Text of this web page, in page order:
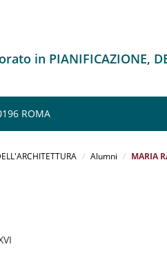
in PIANIFICAZIONE,
ROMA
Alumni MARIA